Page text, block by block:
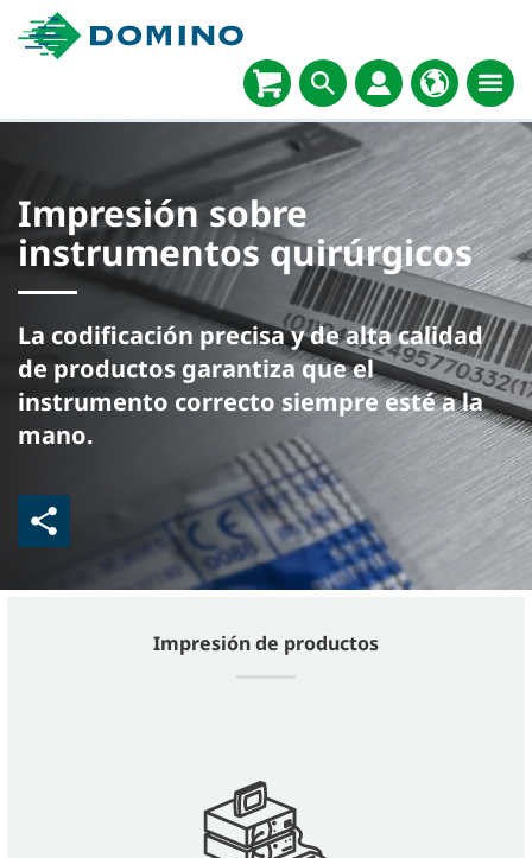
Impresión sobre
instrumentos quirúrgicos
La codificación precisa y de alta calidad
de productos garantiza que el
instrumento correcto siempre esté a la
mano.
Impresión de productos